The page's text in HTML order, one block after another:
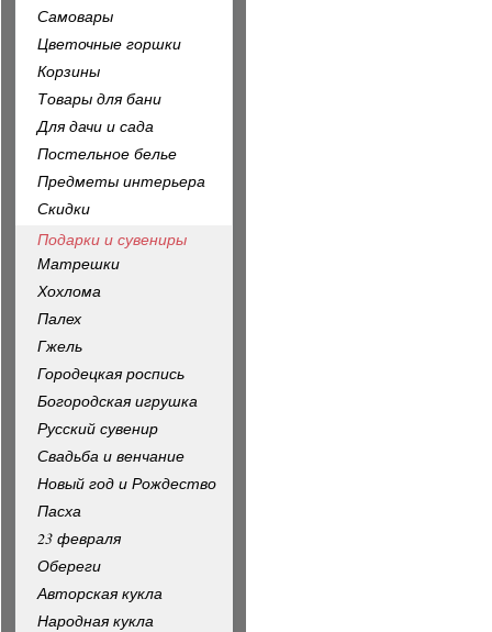
Самовары
Цветочные горшки
Корзины
Товары для бани
Для дачи и сада
Постельное белье
Предметы интерьера
Скидки
Подарки и сувениры
Матрешки
Хохлома
Палех
Гжель
Городецкая роспись
Богородская игрушка
Русский сувенир
Свадьба и венчание
Новый год и Рождество
Пасха
23 февраля
Обереги
Авторская кукла
Народная кукла